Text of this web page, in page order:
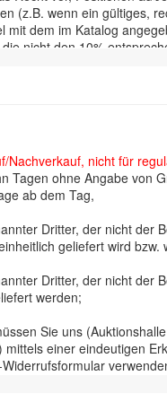
(z.B. wenn ein gültiges,
mit dem im Katalog
nicht den 10%
und zur sofortigen
Preis. Auf den Zuschlag
bei Abholung einer
oft nicht jedes Teil bei
Pflicht zur Zahlung in
Der säumige
Gegenstände erfolgt
der Auktion ausgestellte
auch für
so bleiben die übrigen
mit voller
nicht für
Tagen ohne Angabe von
ab dem Tag,
Dritter, der nicht der
geliefert wird bzw.
Dritter, der nicht der
werden;
Sie uns
einer eindeutigen